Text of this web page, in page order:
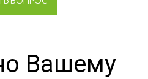
Вашему